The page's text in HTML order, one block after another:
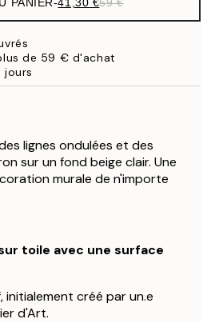
de 59 € d'achat
jours
lignes ondulées et des
sur un fond beige clair. Une
murale de n'importe
toile avec une surface
initialement créé par un.e
d'Art.